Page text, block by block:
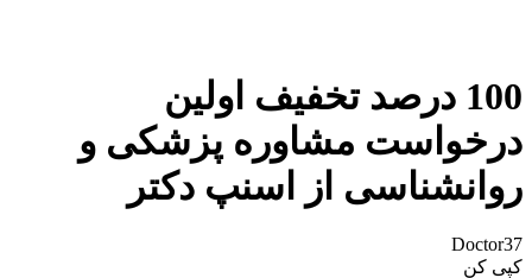
100 درصد تخفیف اولین
درخواست مشاوره پزشکی و
روانشناسی از اسنپ دکتر
Doctor37
کپی کن